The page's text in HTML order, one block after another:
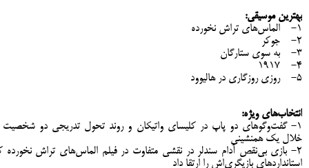
بهترین موسیقی:
1- الماس‌های تراش نخورده
2- جوکر
3- به سوی ستارگان
4- 1917
5- روزی روزگاری در هالیوود
انتخاب‌های ویژه:
۱- گفت‌وگوهای دو پاپ در کلیسای واتیکان و روند تحول تدریجی دو شخصیت
خلال یک همنشینی
۲- بازی بی‌نقص آدام سندلر در نقشی متفاوت در فیلم الماس‌های تراش نخورده
استانداردهای بازیگری‌اش را ارتقا داد